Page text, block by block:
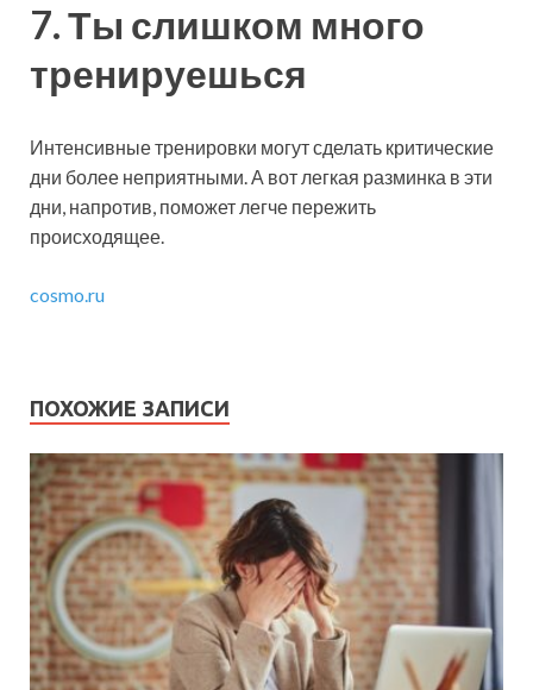
7. Ты слишком много
тренируешься
Интенсивные тренировки могут сделать критические
дни более неприятными. А вот легкая разминка в эти
дни, напротив, поможет легче пережить
происходящее.
cosmo.ru
ПОХОЖИЕ ЗАПИСИ